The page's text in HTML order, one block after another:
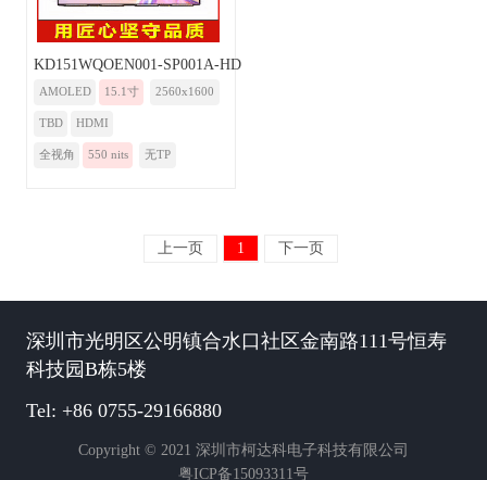
KD151WQOEN001-SP001A-HDMI
AMOLED 15.1寸 2560x1600
TBD HDMI
全视角 550 nits 无TP
上一页 1 下一页
深圳市光明区公明镇合水口社区金南路111号恒寿
科技园B栋5楼
Tel: +86 0755-29166880
Copyright © 2021 深圳市柯达科电子科技有限公司
粤ICP备15093311号